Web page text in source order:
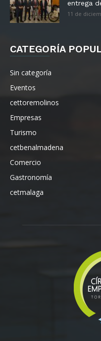
entrega
11 de
CATEGORÍA
Sin categoría
Eventos
cettoremolinos
Empresas
Turismo
cetbenalmadena
Comercio
Gastronomía
cetmalaga